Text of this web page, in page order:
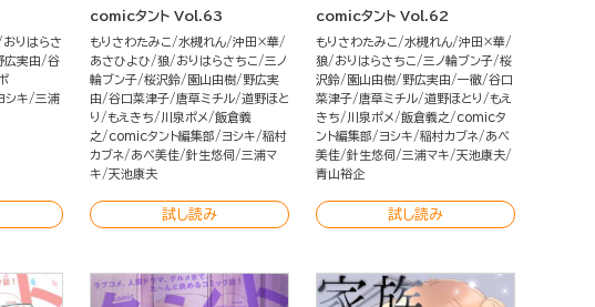
おりはらさ
広実由
谷
シキ
三浦
comicタント Vol.63
もりさわたみこ 水槻れん 沖田×華
あさひよひ
狼 おりはらさちこ
三ノ
輪ブン子 桜沢鈴 園山由樹
野広実
由
谷口菜津子 唐草ミチル 道野ほと
り
もえきち 川泉ポメ
飯倉義
之
comicタント編集部 ヨシキ
稲村
カブネ
あべ美佳 針生悠伺
三浦マ
キ
天池康夫
試し読み
comicタント Vol.62
もりさわたみこ 水槻れん 沖田×華
狼
おりはらさちこ 三ノ輪ブン子 桜
沢鈴
園山由樹 野広実由 一徹 谷口
菜津子
唐草ミチル 道野ほとり
もえ
きち
川泉ポメ 飯倉義之
comicタ
ント編集部
ヨシキ 稲村カブネ
あべ
美佳 針生悠伺 三浦マキ
天池康夫
青山裕企
試し読み